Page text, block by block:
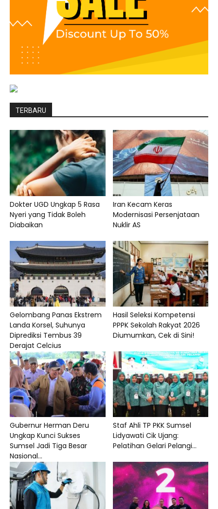
TERBARU
Dokter UGD Ungkap 5 Rasa
Nyeri yang Tidak Boleh
Diabaikan
Iran Kecam Keras
Modernisasi Persenjataan
Nuklir AS
Gelombang Panas Ekstrem
Landa Korsel, Suhunya
Diprediksi Tembus 39
Derajat Celcius
Hasil Seleksi Kompetensi
PPPK Sekolah Rakyat 2026
Diumumkan, Cek di Sini!
Gubernur Herman Deru
Ungkap Kunci Sukses
Sumsel Jadi Tiga Besar
Nasional...
Staf Ahli TP PKK Sumsel
Lidyawati Cik Ujang:
Pelatihan Gelari Pelangi...